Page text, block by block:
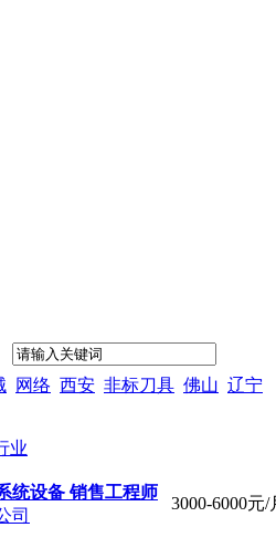
网络 西安 非标刀具 佛山 辽宁
业
统设备 销售工程师
司
3000-6000元/